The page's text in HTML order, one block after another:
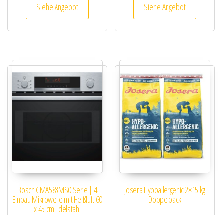
Siehe Angebot Siehe Angebot
Bosch CMA583MS0 Serie | 4
Einbau Mikrowelle mit Heißluft 60
x 45 cm Edelstahl
Josera Hypoallergenic 2×15 kg
Doppelpack